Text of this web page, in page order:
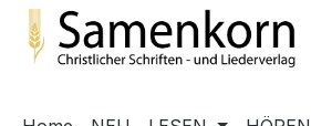
Hauptinhalt springen
Zur Suche springen
Zur Hauptnavigation springen